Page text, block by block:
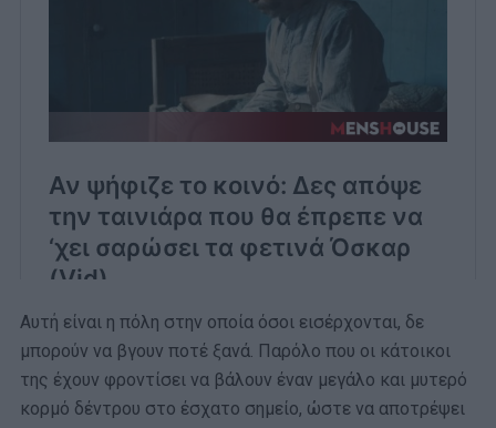
Αυτή είναι η πόλη στην οποία όσοι εισέρχονται, δε
μπορούν να βγουν ποτέ ξανά. Παρόλο που οι κάτοικοι
της έχουν φροντίσει να βάλουν έναν μεγάλο και μυτερό
κορμό δέντρου στο έσχατο σημείο, ώστε να αποτρέψει